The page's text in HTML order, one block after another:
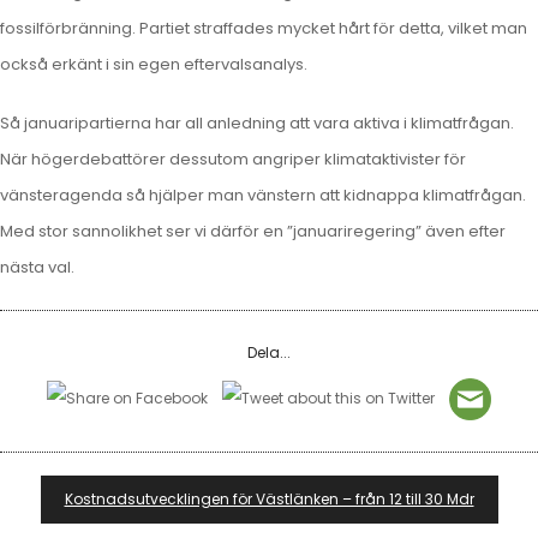
fossilförbränning. Partiet straffades mycket hårt för detta, vilket man
också erkänt i sin egen eftervalsanalys.
Så januaripartierna har all anledning att vara aktiva i klimatfrågan.
När högerdebattörer dessutom angriper klimataktivister för
vänsteragenda så hjälper man vänstern att kidnappa klimatfrågan.
Med stor sannolikhet ser vi därför en ”januariregering” även efter
nästa val.
Dela...
Inläggsnavigering
Kostnadsutvecklingen för Västlänken – från 12 till 30 Mdr